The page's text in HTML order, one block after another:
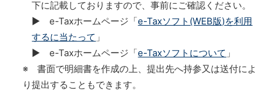
下に記載しておりますので、事前にご確認ください。
▶ e-Taxホームページ「e-Taxソフト(WEB版)を利用
するに当たって 」
▶ e-Taxホームページ「e-Taxソフトについて 」
※ 書面で明細書を作成の上、提出先へ持参又は送付によ
り提出することもできます。